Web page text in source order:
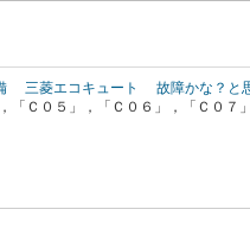
三菱エコキュート
故障かな？と
「Ｃ０５」，「Ｃ０６」，「Ｃ０７